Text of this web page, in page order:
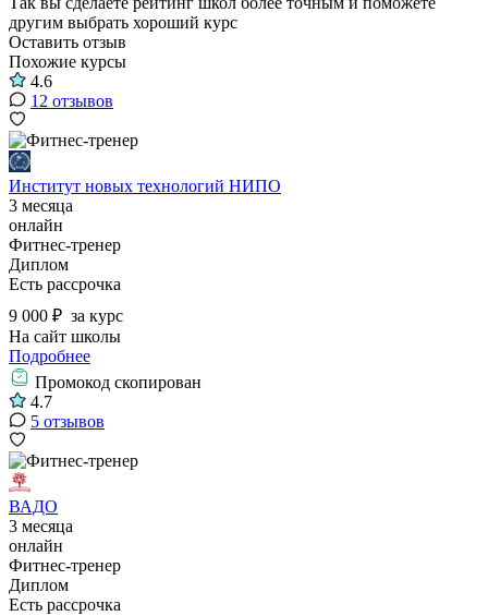
другим выбрать хороший курс
Оставить отзыв
Похожие курсы
4.6
12 отзывов
Институт новых технологий НИПО
3 месяца
онлайн
Фитнес-тренер
Диплом
Есть рассрочка
9 000 ₽ за курс
На сайт школы
Подробнее
Промокод скопирован
4.7
5 отзывов
ВАДО
3 месяца
онлайн
Фитнес-тренер
Диплом
Есть рассрочка